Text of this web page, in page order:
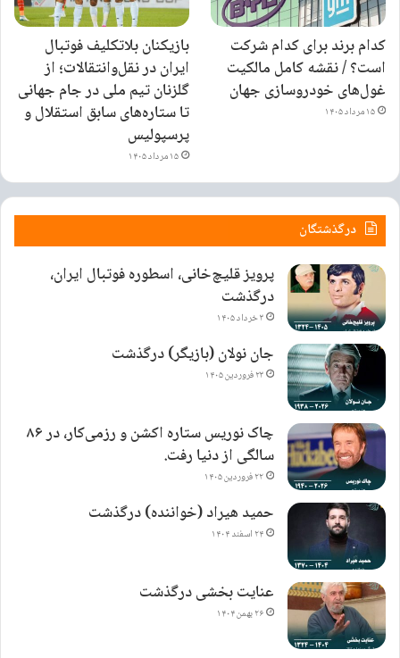
کدام برند برای کدام شرکت
است؟ / نقشه کامل مالکیت
غول‌های خودروسازی جهان
۱۵ مرداد ۱۴۰۵
بازیکنان بلاتکلیف فوتبال
ایران در نقل‌وانتقالات؛ از
گلزنان تیم ملی در جام جهانی
تا ستاره‌های سابق استقلال و
پرسپولیس
۱۵ مرداد ۱۴۰۵
درگذشتگان
پرویز قلیچ‌خانی، اسطوره فوتبال ایران،
درگذشت
۳ خرداد ۱۴۰۵
جان نولان (بازیگر) درگذشت
۲۳ فروردین ۱۴۰۵
چاک نوریس ستاره اکشن و رزمی‌کار، در ۸۶
سالگی از دنیا رفت.
۲۲ فروردین ۱۴۰۵
حمید هیراد (خواننده) درگذشت
۲۴ اسفند ۱۴۰۴
عنایت بخشی درگذشت
۲۶ بهمن ۱۴۰۴